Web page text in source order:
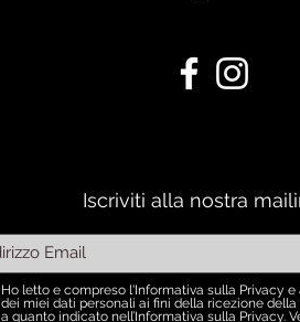
Iscriviti alla nostra
Ho letto e compreso l'Informativa sulla Privacy
dei miei dati personali ai fini della ricezione
a quanto indicato nell’Informativa sulla Privacy.